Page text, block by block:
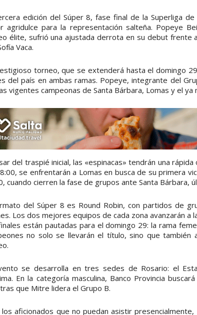
edición del Súper 8, fase final de la Superliga
agridulce para la representación salteña. Popeye
élite, sufrió una ajustada derrota en su debut frente
Vaca.
torneo, que se extenderá hasta el domingo
del país en ambas ramas. Popeye, integrante del
vigentes campeonas de Santa Bárbara, Lomas y el
del traspié inicial, las «espinacas» tendrán una
se enfrentarán a Lomas en busca de su primera
cuando cierren la fase de grupos ante Santa Bárbara,
del Súper 8 es Round Robin, con partidos de
Los dos mejores equipos de cada zona avanzarán a
están pautadas para el domingo 29: la rama
no solo se llevarán el título, sino que también
se desarrolla en tres sedes de Rosario: el
En la categoría masculina, Banco Provincia
que Mitre lidera el Grupo B.
los aficionados que no puedan asistir